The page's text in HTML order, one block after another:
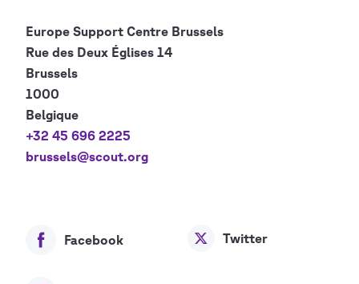
Europe Support Centre Brussels
Rue des Deux Églises 14
Brussels
1000
Belgique
+32 45 696 2225
brussels@scout.org
Facebook Twitter